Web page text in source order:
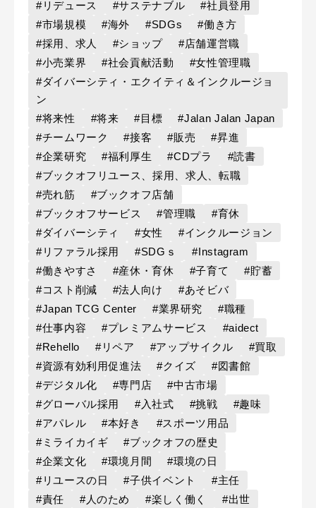
#リデュース
#サステナブル
#社員登用
#市場規模
#海外 #SDGs
#働き方
#採用、求人
#ショップ
#店舗運営職
#小売業界
#社会貢献活動
#女性管理職
#ダイバーシティ・エクイティ＆インクルージョ
ン
#将来性
#将来 #目標
#Jalan Jalan Japan
#チームワーク
#接客 #販売
#昇進
#企業研究
#福利厚生 #CDプラ
#読書
#ブックオフリユース、採用、求人、転職
#売れ筋
#ブックオフ店舗
#ブックオフサービス
#管理職
#育休
#ダイバーシティ
#女性
#インクルージョン
#リファラル採用
#SDGｓ
#Instagram
#働きやすさ
#産休・育休 #子育て
#貯蓄
#コスト削減
#法人向け
#あそビバ
#Japan TCG Center
#業界研究
#職種
#仕事内容
#プレミアムサービス
#aidect
#Rehello
#リペア #アップサイクル
#買取
#資源有効利用促進法
#クイズ
#図書館
#デジタル化
#専門店
#中古市場
#グローバル採用
#入社式 #挑戦
#趣味
#アパレル
#本好き
#スポーツ用品
#ミライカイギ
#ブックオフの歴史
#企業文化
#環境月間
#環境の日
#リユースの日
#子供イベント
#主任
#責任
#人のため #楽しく働く
#出世